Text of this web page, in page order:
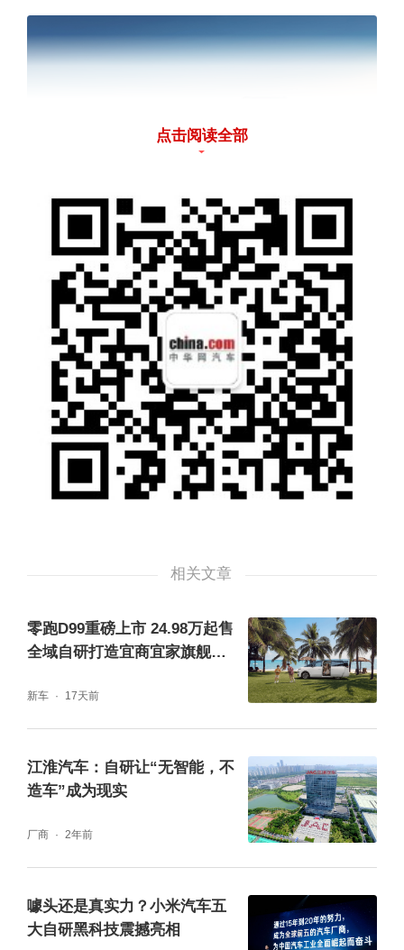
汽车产业归根结底是一种规模产业，达不到一
定的规模，就出不来一定的效应。“预计当公司
销量达到50万辆时，可通过规模效应来实现净
利率转正。”零跑汽车创始人、董事长朱江明表
示。技术创新是规模效应的前提，相比依赖外
部，零跑汽车从创业造车之初，就坚持全域自
研。这可能会损失一些“初速度”，但只有把核
心技术掌握在自己手里，才能不被“卡脖子”，
在三季度，零跑汽车即将推出中央集成式电子
个“四域合一”中央EE架构，让软件定义汽车真
点击阅读全部
相关文章
零跑D99重磅上市 24.98万起售
全域自研打造宜商宜家旗舰MP
新车 17天前
江淮汽车：自研让“无智能，不
造车”成为现实
厂商 2年前
噱头还是真实力？小米汽车五
大自研黑科技震撼亮相